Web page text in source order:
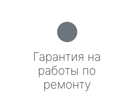
Гарантия на
работы по
ремонту